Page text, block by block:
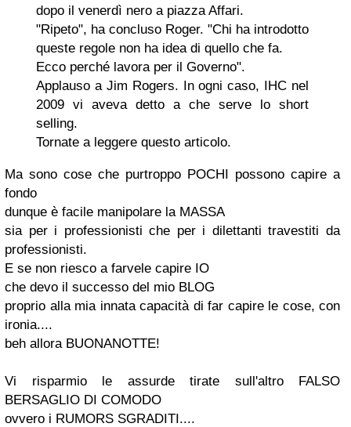
dopo il venerdì nero a piazza Affari.
"Ripeto", ha concluso Roger. "Chi ha introdotto
queste regole non ha idea di quello che fa.
Ecco perché lavora per il Governo".
Applauso a Jim Rogers. In ogni caso, IHC nel
2009 vi aveva detto a che serve lo short
selling.
Tornate a leggere questo articolo.
Ma sono cose che purtroppo POCHI possono capire a
fondo
dunque è facile manipolare la MASSA
sia per i professionisti che per i dilettanti travestiti da
professionisti.
E se non riesco a farvele capire IO
che devo il successo del mio BLOG
proprio alla mia innata capacità di far capire le cose, con
ironia....
beh allora BUONANOTTE!
Vi risparmio le assurde tirate sull'altro FALSO
BERSAGLIO DI COMODO
ovvero i RUMORS SGRADITI....